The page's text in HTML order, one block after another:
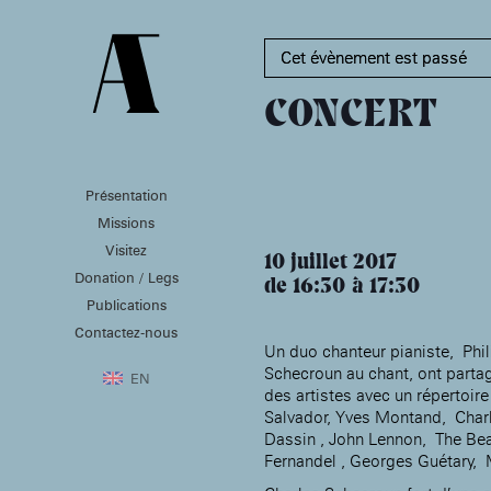
Cet évènement est passé
CONCERT
10 juillet 2017
de 16:30
17:30
Un duo chanteur pianiste,
Schecroun au chant, ont
des artistes avec un
Salvador, Yves Montand,
Dassin , John Lennon, The
Fernandel , Georges
Présentation
Fondation des Artistes
Équipe
Patrimoine
Missions
Aider à la production
d’oeuvres d’art
d’art, laMABA
Promouvoir la scène
française à l’international
Produire, dans la
résidence de Moly-
Sabata
Accompagner le grand
âge, à la
Maison
Visitez À NOGENT-SUR-MARNE
MABA
Bibliothèque
Smith-Lesouëf
Parc
À PARIS
Cabinet de curiosité et
Donation / Legs
Publications
Contactez-nous
EN